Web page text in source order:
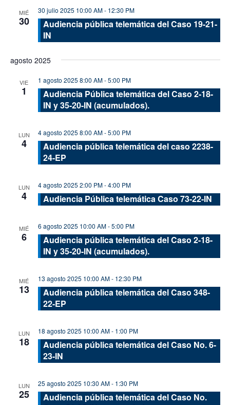
MIÉ
30
30 julio 2025 10:00 AM- 12:30 PM
Audiencia pública telemática del Caso 19-21-
IN
agosto 2025
VIE
1
1 agosto 2025 8:00 AM-5:00 PM
Audiencia Pública telemática del Caso 2-18-
IN y 35-20-IN (acumulados).
LUN
4
4 agosto 2025 8:00 AM-5:00 PM
Audiencia pública telemática del caso 2238-
24-EP
LUN
4
4 agosto 2025 2:00 PM-4:00 PM
Audiencia Pública telemática Caso 73-22-IN
MIÉ
6
6 agosto 2025 10:00 AM-5:00 PM
Audiencia pública telemática del Caso 2-18-
IN y 35-20-IN (acumulados).
MIÉ
13
13 agosto 2025 10:00 AM- 12:30 PM
Audiencia pública telemática del Caso 348-
22-EP
LUN
18
18 agosto 2025 10:00 AM- 1:00 PM
Audiencia pública telemática del Caso No. 6-
23-IN
LUN
25
25 agosto 2025 10:30 AM- 1:30 PM
Audiencia pública telemática del Caso No.